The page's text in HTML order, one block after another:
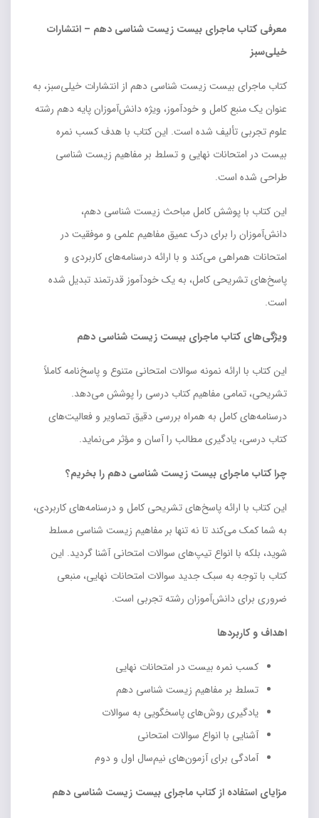
معرفی کتاب ماجرای بیست زیست شناسی دهم – انتشارات
خیلی‌سبز
کتاب ماجرای بیست زیست شناسی دهم از انتشارات خیلی‌سبز، به
عنوان یک منبع کامل و خودآموز، ویژه دانش‌آموزان پایه دهم رشته
علوم تجربی تألیف شده است. این کتاب با هدف کسب نمره
بیست در امتحانات نهایی و تسلط بر مفاهیم زیست شناسی
طراحی شده است.
این کتاب با پوشش کامل مباحث زیست شناسی دهم،
دانش‌آموزان را برای درک عمیق مفاهیم علمی و موفقیت در
امتحانات همراهی می‌کند و با ارائه درسنامه‌های کاربردی و
پاسخ‌های تشریحی کامل، به یک خودآموز قدرتمند تبدیل شده
است.
ویژگی‌های کتاب ماجرای بیست زیست شناسی دهم
این کتاب با ارائه نمونه سوالات امتحانی متنوع و پاسخ‌نامه کاملاً
تشریحی، تمامی مفاهیم کتاب درسی را پوشش می‌دهد.
درسنامه‌های کامل به همراه بررسی دقیق تصاویر و فعالیت‌های
کتاب درسی، یادگیری مطالب را آسان و مؤثر می‌نماید.
چرا کتاب ماجرای بیست زیست شناسی دهم را بخریم؟
این کتاب با ارائه پاسخ‌های تشریحی کامل و درسنامه‌های کاربردی،
به شما کمک می‌کند تا نه تنها بر مفاهیم زیست شناسی مسلط
شوید، بلکه با انواع تیپ‌های سوالات امتحانی آشنا گردید. این
کتاب با توجه به سبک جدید سوالات امتحانات نهایی، منبعی
ضروری برای دانش‌آموزان رشته تجربی است.
اهداف و کاربردها
کسب نمره بیست در امتحانات نهایی
تسلط بر مفاهیم زیست شناسی دهم
یادگیری روش‌های پاسخگویی به سوالات
آشنایی با انواع سوالات امتحانی
آمادگی برای آزمون‌های نیم‌سال اول و دوم
مزایای استفاده از کتاب ماجرای بیست زیست شناسی دهم